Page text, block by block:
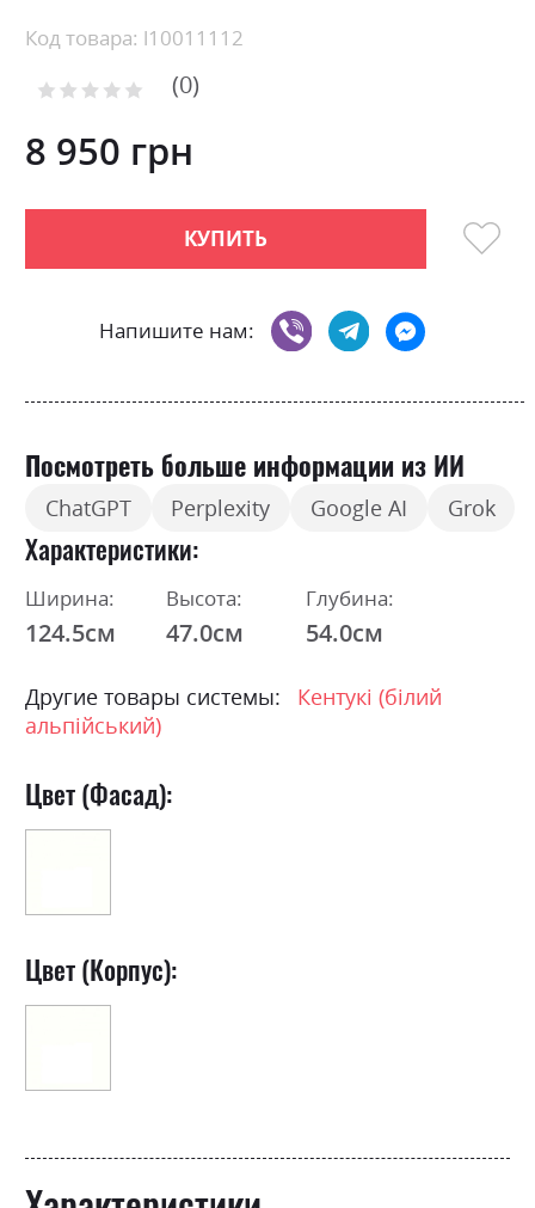
beginning
the
gallery
Код товара: l10011112
Рейтинг: 0
8 950 грн
КУПИТЬ
Напишите нам:
Посмотреть больше информации из ИИ
ChatGPT Perplexity Google AI Grok
Характеристики
Ширина:
124.5см
Высота:
47.0см
Глубина:
54.0см
Другие товары системы:
Кентукі (білий
альпійський)
Цвет (Фасад):
Цвет (Корпус):